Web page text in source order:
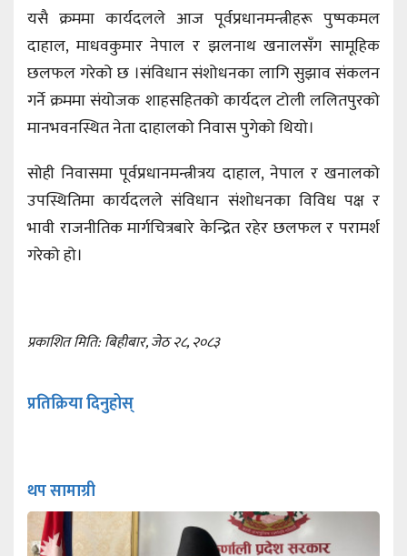
यसै क्रममा कार्यदलले आज पूर्वप्रधानमन्त्रीहरू पुष्पकमल
दाहाल, माधवकुमार नेपाल र झलनाथ खनालसँग सामूहिक
छलफल गरेको छ ।संविधान संशोधनका लागि सुझाव संकलन
गर्ने क्रममा संयोजक शाहसहितको कार्यदल टोली ललितपुरको
मानभवनस्थित नेता दाहालको निवास पुगेको थियो।
सोही निवासमा पूर्वप्रधानमन्त्रीत्रय दाहाल, नेपाल र खनालको
उपस्थितिमा कार्यदलले संविधान संशोधनका विविध पक्ष र
भावी राजनीतिक मार्गचित्रबारे केन्द्रित रहेर छलफल र परामर्श
गरेको हो।
प्रकाशित मिति: बिहीबार, जेठ २८, २०८३
प्रतिक्रिया दिनुहोस्
थप सामाग्री